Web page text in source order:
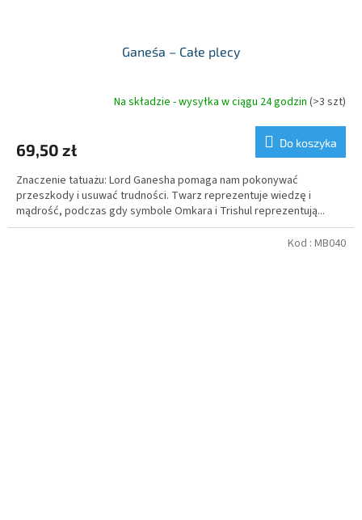
Ganeśa – Całe plecy
Na składzie - wysyłka w ciągu 24 godzin (>3 szt)
69,50 zł Do koszyka
Znaczenie tatuażu: Lord Ganesha pomaga nam pokonywać
przeszkody i usuwać trudności. Twarz reprezentuje wiedzę i
mądrość, podczas gdy symbole Omkara i Trishul reprezentują...
Kod : MB040